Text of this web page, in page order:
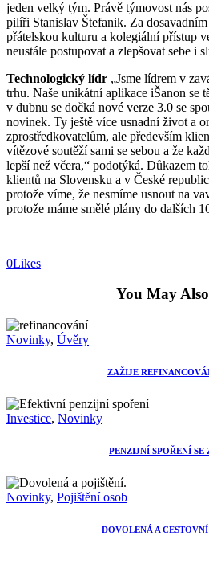
jeden velký tým. Právě týmovost nás
pilíři Stanislav Štefanik. Za
přátelskou kulturu a kolegiální přístup
neustále postupovat a zlepšovat sebe i
Technologický lídr „Jsme lídrem v
trhu. Naše unikátní aplikace iŠanon se
v dubnu se dočká nové verze 3.0 se
novinek. Ty ještě více usnadní život a
zprostředkovatelům, ale především
vítězové soutěží sami se sebou a že
lepší než včera,“ podotýká. Důkazem
klientů na Slovensku a v České
protože víme, že nesmíme usnout na
protože máme smělé plány do dalších
0Likes
You May
Novinky, Úvěry
ZAŽIJE
Investice, Novinky
PENZIJNÍ SPOŘENÍ SE
Novinky, Pojištění osob
DOVOLENÁ A